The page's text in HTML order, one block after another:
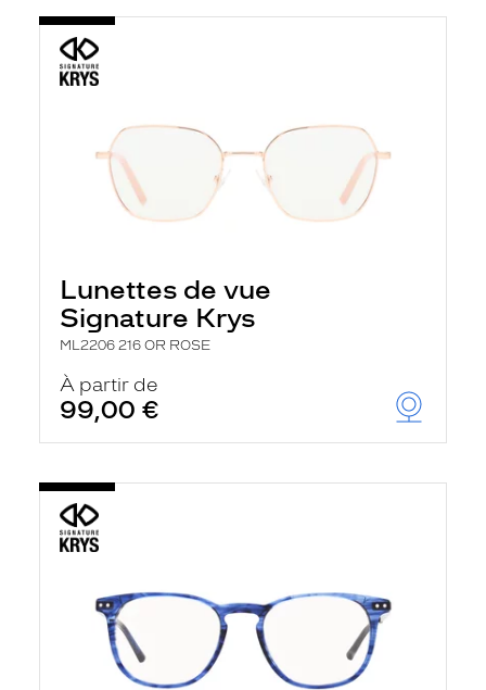
Lunettes de vue
Signature Krys
ML2206 216 OR ROSE
À partir de
99,00 €